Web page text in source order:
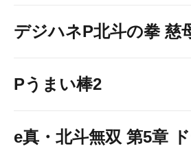
デジハネP北斗の拳 慈
Pうまい棒2
e真・北斗無双 第5章